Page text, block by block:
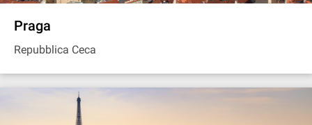
Praga
Repubblica Ceca